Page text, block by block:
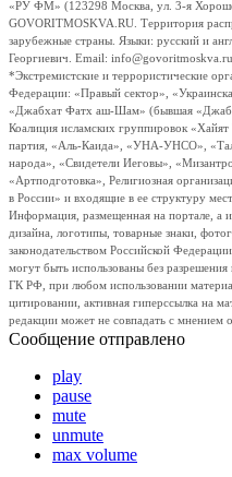
«РУ ФМ» (123298 Москва, ул. 3-я
GOVORITMOSKVA.RU. Территория
зарубежные страны. Языки: русский и
Георгиевич. Email:
*Экстремистские и террористические
Федерации: «Правый сектор»,
«Джабхат Фатх аш-Шам» (бывшая
Коалиция исламских группировок
партия, «Аль-Каида», «УНА-УНСО»,
народа», «Свидетели Иеговы»,
«Артподготовка», Религиозная
в России» и входящие в ее структуру
Информация, размещенная на портале, а
дизайна, логотипы, товарные знаки,
законодательством Российской
могут быть использованы без
ГК РФ, при любом использовании
цитировании, активная гиперссылка на
редакции может не совпадать с мнением
Сообщение отправлено
play
pause
mute
unmute
max volume